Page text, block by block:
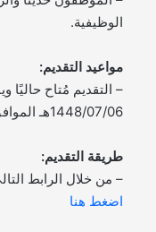
الوظيفية.
مواعيد التقديم:
– التقديم مُتاح حاليًا
1448/07/06هـ الموافق 2026/12/15م.
طريقة التقديم:
– من خلال الرابط
اضغط هنا